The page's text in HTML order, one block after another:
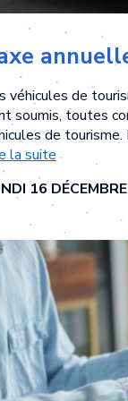
véhicules de
soumis, toutes
de tourisme.
conçus pour le
à ces taxes
rappel, les taxes
entreprises qui
disposent dans
qui prennent
la suite
16